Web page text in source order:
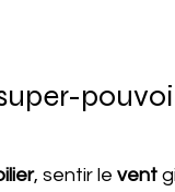
, sentir le vent